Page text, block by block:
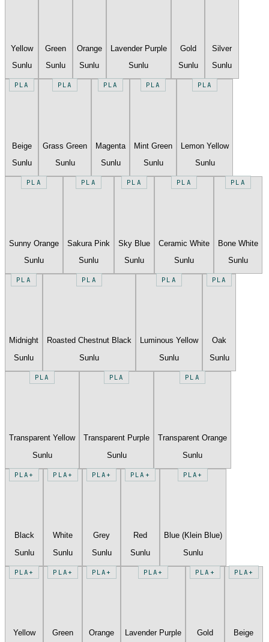
Yellow
Sunlu
Green
Sunlu
Orange
Sunlu
Lavender Purple
Sunlu
Gold
Sunlu
Silver
Sunlu
PLA
Beige
Sunlu
PLA
Grass Green
Sunlu
PLA
Magenta
Sunlu
PLA
Mint Green
Sunlu
PLA
Lemon Yellow
Sunlu
PLA
Sunny Orange
Sunlu
PLA
Sakura Pink
Sunlu
PLA
Sky Blue
Sunlu
PLA
Ceramic White
Sunlu
PLA
Bone White
Sunlu
PLA
Midnight
Sunlu
PLA
Roasted Chestnut Black
Sunlu
PLA
Luminous Yellow
Sunlu
PLA
Oak
Sunlu
PLA
Transparent Yellow
Sunlu
PLA
Transparent Purple
Sunlu
PLA
Transparent Orange
Sunlu
PLA+
Black
Sunlu
PLA+
White
Sunlu
PLA+
Grey
Sunlu
PLA+
Red
Sunlu
PLA+
Blue (Klein Blue)
Sunlu
PLA+
Yellow
PLA+
Green
PLA+
Orange
PLA+
Lavender Purple
PLA+
Gold
PLA+
Beige